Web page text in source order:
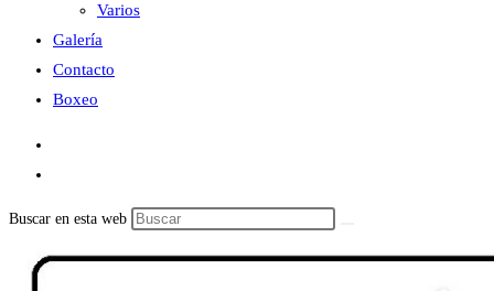
Varios
Galería
Contacto
Boxeo
Buscar en esta web